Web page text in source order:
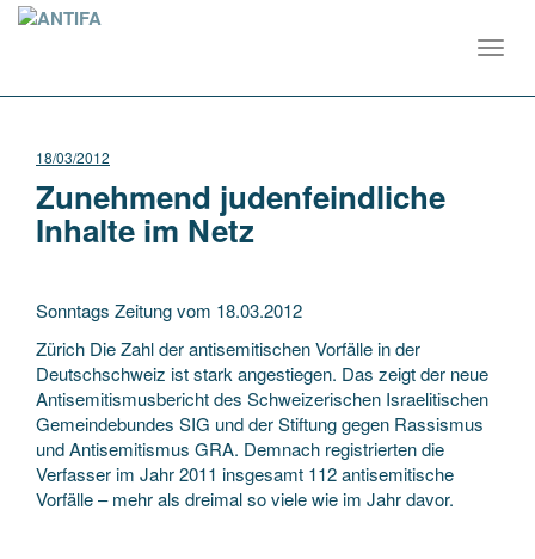
18/03/2012
Zunehmend judenfeindliche
Inhalte im Netz
Sonntags Zeitung vom 18.03.2012
Zürich Die Zahl der antisemitischen Vorfälle in der
Deutschschweiz ist stark angestiegen. Das zeigt der neue
Antisemitismusbericht des Schweizerischen Israelitischen
Gemeindebundes SIG und der Stiftung gegen Rassismus
und Antisemitismus GRA. Demnach registrierten die
Verfasser im Jahr 2011 insgesamt 112 antisemitische
Vorfälle – mehr als dreimal so viele wie im Jahr davor.